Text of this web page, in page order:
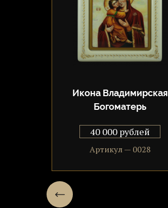
Икона Владимирская
Богоматерь
40 000 рублей
Артикул — 0028